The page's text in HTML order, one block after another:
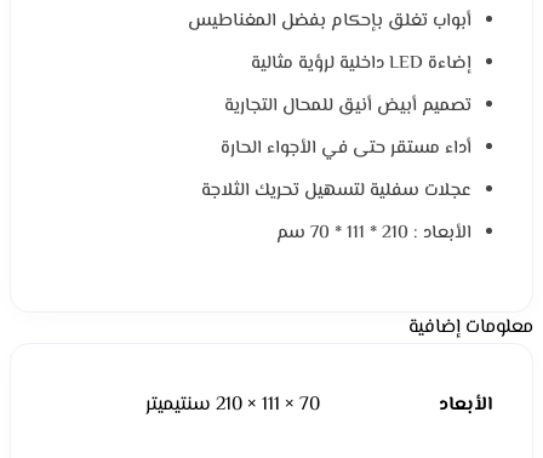
أبواب تغلق بإحكام بفضل المغناطيس
إضاءة LED داخلية لرؤية مثالية
تصميم أبيض أنيق للمحال التجارية
أداء مستقر حتى في الأجواء الحارة
عجلات سفلية لتسهيل تحريك الثلاجة
الأبعاد : 210 * 111 * 70 سم
معلومات إضافية
الأبعاد 70 × 111 × 210 سنتيميتر